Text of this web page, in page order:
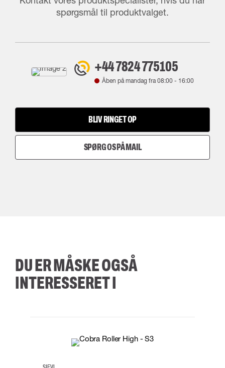
spørgsmål til produktvalget.
+44 7824 775105
Åben på mandag fra08:00 - 16:00
BLIV RINGET OP
SPØRG OS PÅ MAIL
DU ER MÅSKE OGSÅ
INTERESSERET I
38